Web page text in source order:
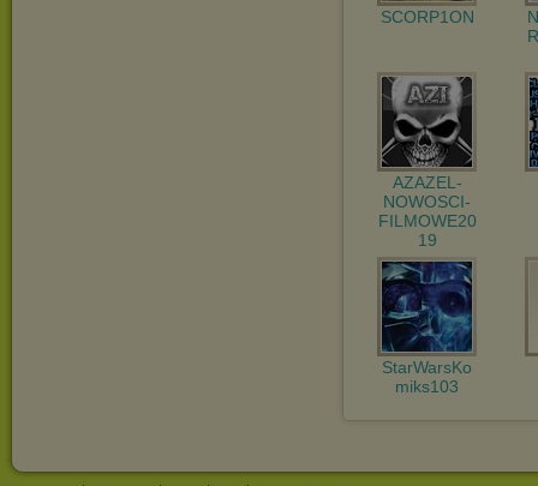
SCORP1ON
AZAZEL-
NOWOSCI-
FILMOWE20
19
StarWarsKo
miks103